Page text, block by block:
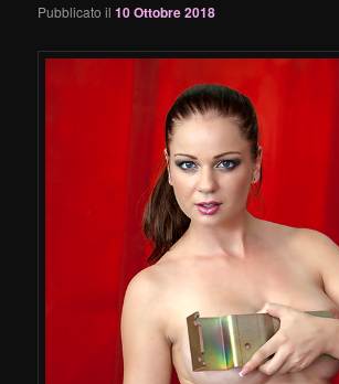
Pubblicato il10 Ottobre 2018